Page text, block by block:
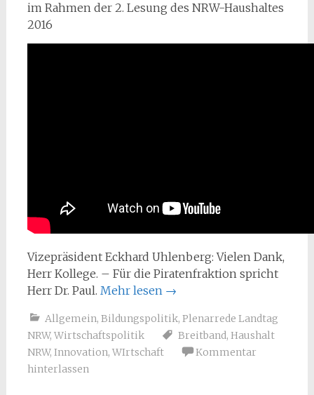
im Rahmen der 2. Lesung des NRW-Haushaltes
2016
Vizepräsident Eckhard Uhlenberg: Vielen Dank,
Herr Kollege. – Für die Piratenfraktion spricht
Herr Dr. Paul. Mehr lesen →
Allgemein, Bildungspolitik, Plenarrede Landtag
NRW, Wirtschaftspolitik Breitband, Haushalt
NRW, Innovation, WIrtschaft
Kommentar
hinterlassen